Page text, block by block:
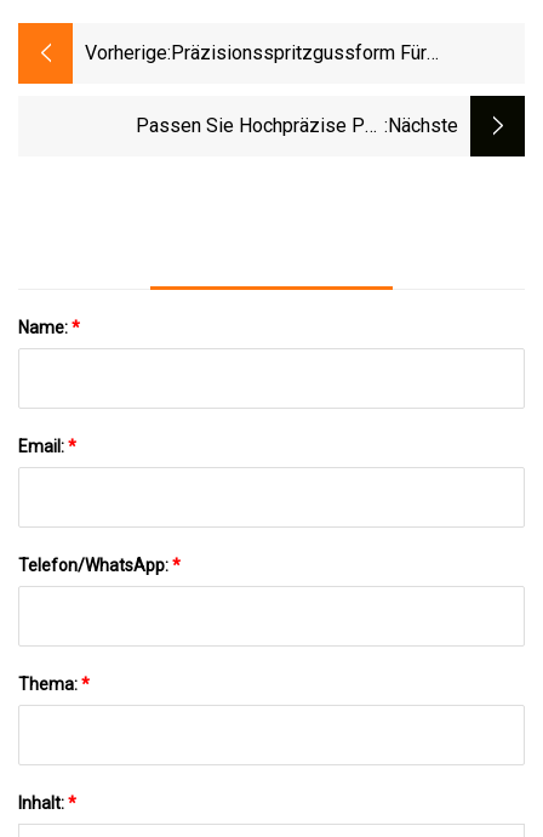
Vorherige: Präzisionsspritzgussform Für
Passen Sie Hochpräzise PC- :nächste
Name:*
Email:*
Telefon/WhatsApp:*
Thema:*
Inhalt:*